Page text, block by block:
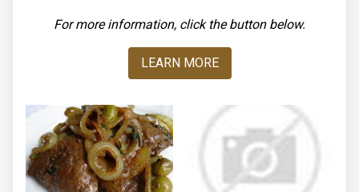
For more information, click the button below.
LEARN MORE